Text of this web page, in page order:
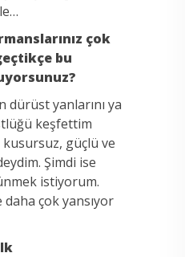
çok
bu
dürüst yanlarını ya
keşfettim
güçlü ve
Şimdi ise
istiyorum.
daha çok yansıyor